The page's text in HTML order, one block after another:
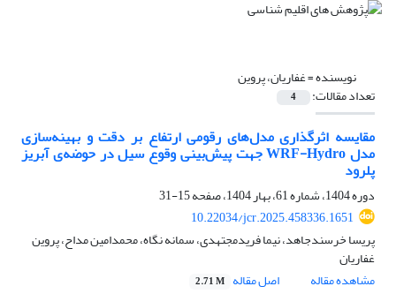
نویسنده =غفاریان، پروین
تعداد مقالات: 4
مقایسه اثرگذاری مدل‌های رقومی ارتفاع بر دقت و بهینه‌سازی
مدل WRF-Hydro جهت پیش‌بینی وقوع سیل در حوضه‌ی آبریز
پلرود
دوره 1404، شماره 61، بهار 1404، صفحه
15-31
10.22034/jcr.2025.458336.1651
پریسا خرسندجاهد، نیما فریدمجتهدی، سمانه نگاه، محمدامین مداح، پروین
غفاریان
مشاهده مقاله
اصل مقاله 2.71 M